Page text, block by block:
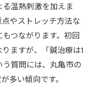
温熱刺激を加えま
やストレッチ方法な
つながります。初回
ますが、「鍼治療は1
質問には、丸亀市の
多い傾向です。